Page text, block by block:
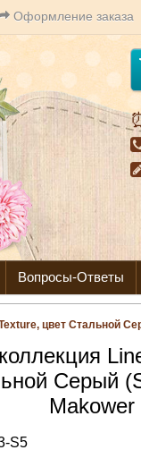
Оформление заказа
Вопросы-Ответы
цвет Стальной
Серый
Makower
S5